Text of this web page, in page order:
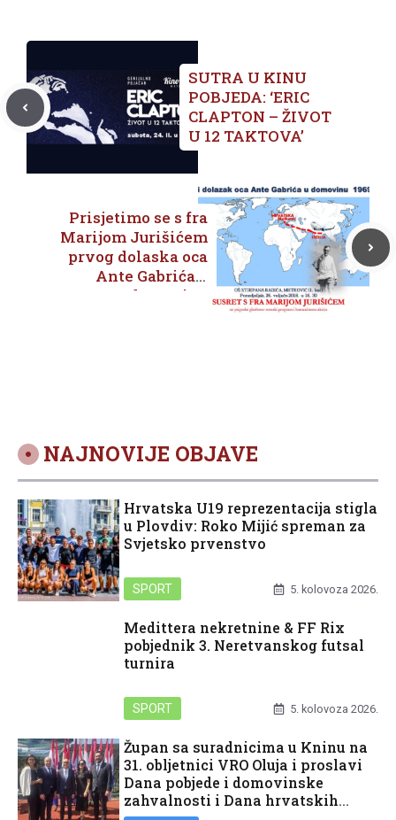
SUTRA U KINU
POBJEDA: ‘ERIC
CLAPTON – ŽIVOT
U 12 TAKTOVA’
Prisjetimo se s fra
Marijom Jurišićem
prvog dolaska oca
Ante Gabrića u
domovinu
NAJNOVIJE OBJAVE
Hrvatska U19 reprezentacija stigla
u Plovdiv: Roko Mijić spreman za
Svjetsko prvenstvo
SPORT 5. kolovoza 2026.
Medittera nekretnine & FF Rix
pobjednik 3. Neretvanskog futsal
turnira
SPORT 5. kolovoza 2026.
Župan sa suradnicima u Kninu na
31. obljetnici VRO Oluja i proslavi
Dana pobjede i domovinske
zahvalnosti i Dana hrvatskih